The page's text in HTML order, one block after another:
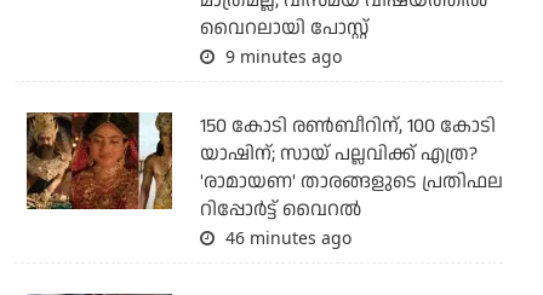
വൈറലായി പോസ്റ്റ്
9 minutes ago
150 കോടി രൺബീറിന്, 100 കോടി
യാഷിന്; സായ് പല്ലവിക്ക് എത്ര?
'രാമായണ' താരങ്ങളുടെ പ്രതിഫല
റിപ്പോർട്ട് വൈറൽ
46 minutes ago